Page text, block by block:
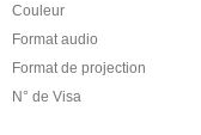
Couleur
Format audio
Format de projection
N° de Visa